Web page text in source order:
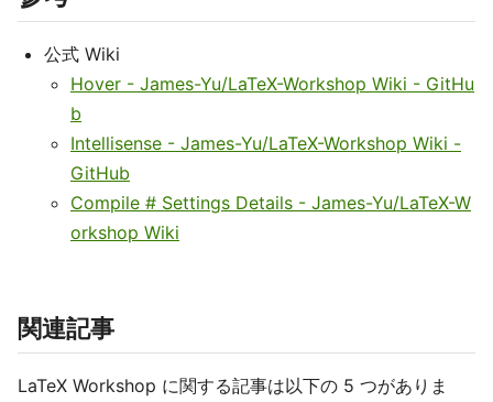
公式 Wiki
Hover - James-Yu/LaTeX-Workshop Wiki - GitHu
b
Intellisense - James-Yu/LaTeX-Workshop Wiki -
GitHub
Compile # Settings Details - James-Yu/LaTeX-W
orkshop Wiki
関連記事
LaTeX Workshop に関する記事は以下の 5 つがありま